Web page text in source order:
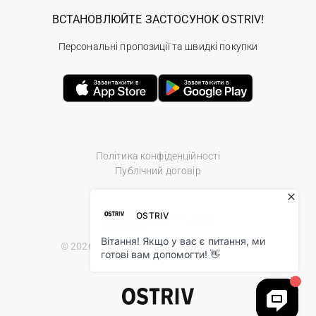
Політика конфіденційності
Публічний договір
© 2026 Ostriv.ua Store. All Rights Reserved.
ВСТАНОВЛЮЙТЕ ЗАСТОСУНОК OSTRIV!
Персональні пропозиції та швидкі покупки